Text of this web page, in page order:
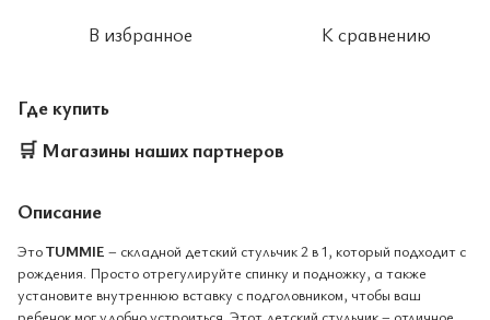
В избранное К сравнению
Где купить
🛒 Магазины наших партнеров
Описание
ЭтоTUMMIE – складной детский стульчик 2 в 1, который подходит с
рождения. Просто отрегулируйте спинку и подножку, а также
установите внутреннюю вставку с подголовником, чтобы ваш